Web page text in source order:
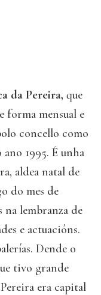
da Pereira, que
forma mensual e
concello como
1995. É unha
aldea natal de
do mes de
na lembranza de
e actuacións.
Dende o
tivo grande
era capital